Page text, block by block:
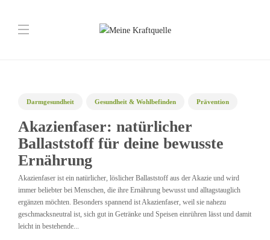
Darmgesundheit Gesundheit & Wohlbefinden Prävention
Akazienfaser: natürlicher
Ballaststoff für deine bewusste
Ernährung
Akazienfaser ist ein natürlicher, löslicher Ballaststoff aus der Akazie und wird
immer beliebter bei Menschen, die ihre Ernährung bewusst und alltagstauglich
ergänzen möchten. Besonders spannend ist Akazienfaser, weil sie nahezu
geschmacksneutral ist, sich gut in Getränke und Speisen einrühren lässt und damit
leicht in bestehende...